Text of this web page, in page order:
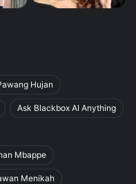
Hujan
Ask Blackbox AI Anything
Mbappe
Menikah